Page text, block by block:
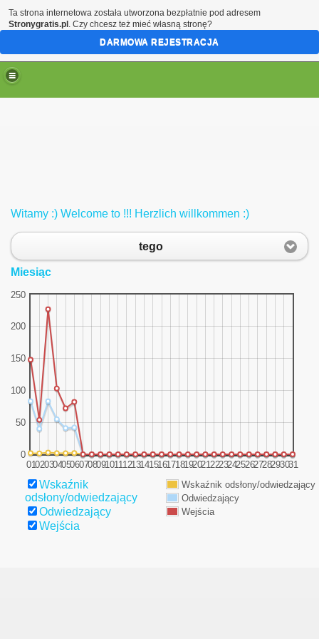
Witamy :) Welcome to !!! Herzlich willkommen :)
tego
Miesiąc
01020304050607080910111213141516171819202122232425262728293031
0
50
100
150
200
250
Wskaźnik odsłony/odwiedzający
Odwiedzający
Wejścia
Wskaźnik
odsłony/odwiedzający
Odwiedzający
Wejścia
Ta strona internetowa została utworzona bezpłatnie pod adresem
Stronygratis.pl . Czy chcesz też mieć własną stronę?
DARMOWA REJESTRACJA